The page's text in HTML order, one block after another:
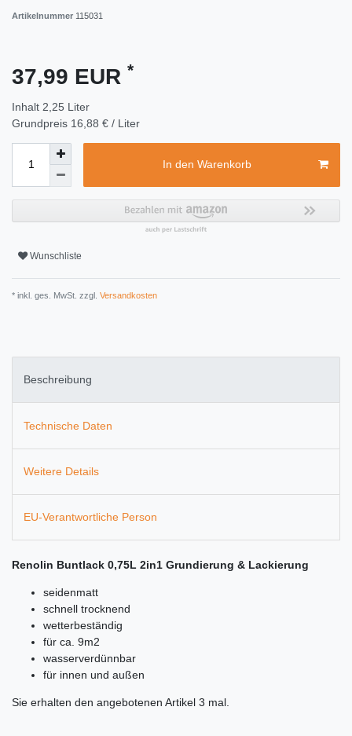
Artikelnummer 115031
37,99 EUR *
Inhalt 2,25 Liter
Grundpreis 16,88 € / Liter
In den Warenkorb
Wunschliste
* inkl. ges. MwSt. zzgl. Versandkosten
Beschreibung
Technische Daten
Weitere Details
EU-Verantwortliche Person
Renolin Buntlack 0,75L 2in1 Grundierung & Lackierung
seidenmatt
schnell trocknend
wetterbeständig
für ca. 9m2
wasserverdünnbar
für innen und außen
Sie erhalten den angebotenen Artikel 3 mal.